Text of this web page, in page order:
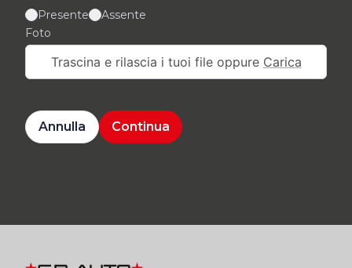
Presente
Assente
Foto
Trascina e rilascia i tuoi file oppure Carica
Annulla Continua